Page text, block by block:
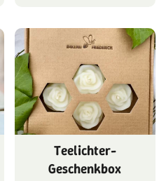
Teelichter-
Geschenkbox